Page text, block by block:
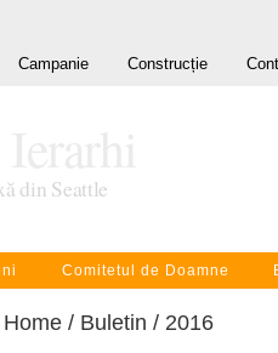
Campanie Construcție
din Seattle
Comitetul de Doamne
Home / Buletin / 2016